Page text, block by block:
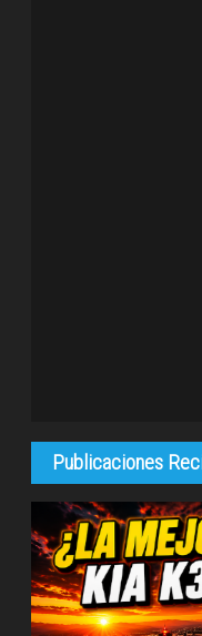
Publicaciones